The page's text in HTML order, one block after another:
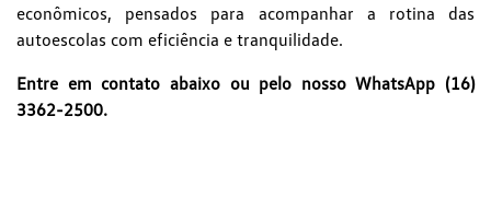
econômicos, pensados para acompanhar a rotina das
autoescolas com eficiência e tranquilidade.
Entre em contato abaixo ou pelo nosso WhatsApp (16)
3362-2500.